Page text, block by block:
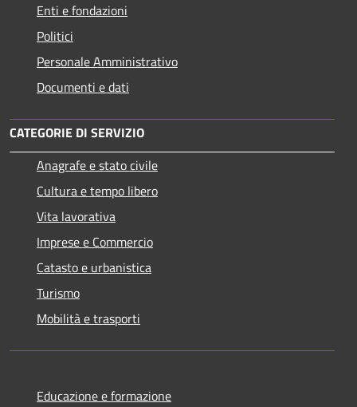
Enti e fondazioni
Politici
Personale Amministrativo
Documenti e dati
CATEGORIE DI SERVIZIO
Anagrafe e stato civile
Cultura e tempo libero
Vita lavorativa
Imprese e Commercio
Catasto e urbanistica
Turismo
Mobilità e trasporti
Educazione e formazione